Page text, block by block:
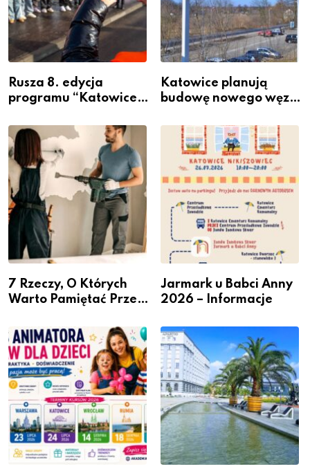
Rusza 8. edycja
programu “Katowice
– nabór dla
przedsiębiorców
Katowice planują
budowę nowego węzła
Podlesiu
7 Rzeczy, O Których
Warto Pamiętać Przed
Jarmark u Babci Anny
2026 – Informacje